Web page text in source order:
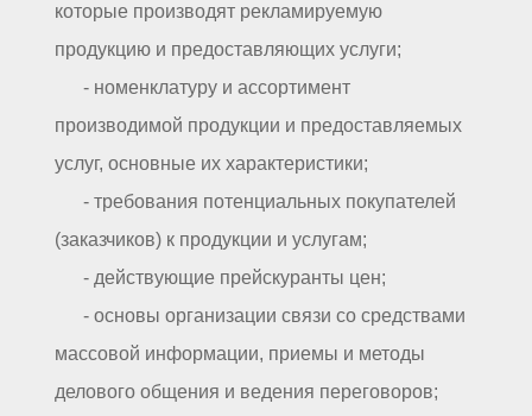
которые производят рекламируемую
продукцию и предоставляющих услуги;
- номенклатуру и ассортимент
производимой продукции и предоставляемых
услуг, основные их характеристики;
- требования потенциальных покупателей
(заказчиков) к продукции и услугам;
- действующие прейскуранты цен;
- основы организации связи со средствами
массовой информации, приемы и методы
делового общения и ведения переговоров;